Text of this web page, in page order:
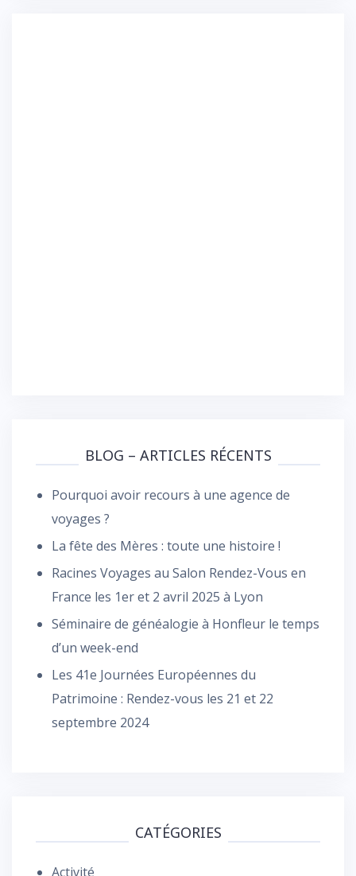
BLOG – ARTICLES RÉCENTS
Pourquoi avoir recours à une agence de
voyages ?
La fête des Mères : toute une histoire !
Racines Voyages au Salon Rendez-Vous en
France les 1er et 2 avril 2025 à Lyon
Séminaire de généalogie à Honfleur le temps
d’un week-end
Les 41e Journées Européennes du
Patrimoine : Rendez-vous les 21 et 22
septembre 2024
CATÉGORIES
Activité